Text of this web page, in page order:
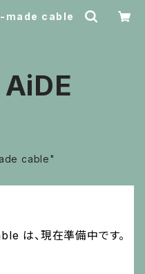
made cable
cable"
は、現在準備中です。